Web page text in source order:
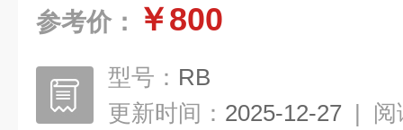
参考价： ￥800
型号： RB
更新时间： 2025-12-27 | 阅